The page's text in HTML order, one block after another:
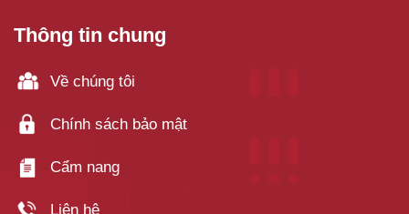
Thông tin chung
Về chúng tôi
Chính sách bảo mật
Cẩm nang
Liên hệ